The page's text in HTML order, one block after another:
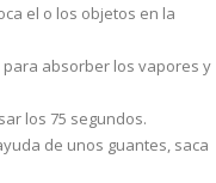
el o los objetos en la
para absorber los vapores y
los 75 segundos.
de unos guantes, saca